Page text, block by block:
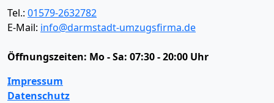
Tel.: 01579-2632782
E-Mail: info@darmstadt-umzugsfirma.de
Öffnungszeiten: Mo - Sa: 07:30 - 20:00 Uhr
Impressum
Datenschutz